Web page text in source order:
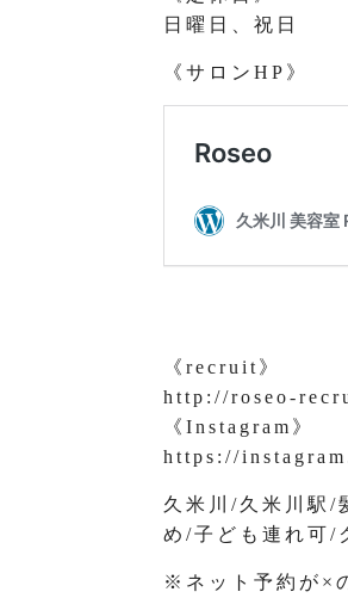
日曜日、祝日
《サロンHP》
《recruit》
http://roseo-
《Instagram》
https://
久米川/久米川駅/
め/子ども連れ可/
※ネット予約が×